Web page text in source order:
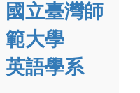
國立臺灣師
範大學
英語學系